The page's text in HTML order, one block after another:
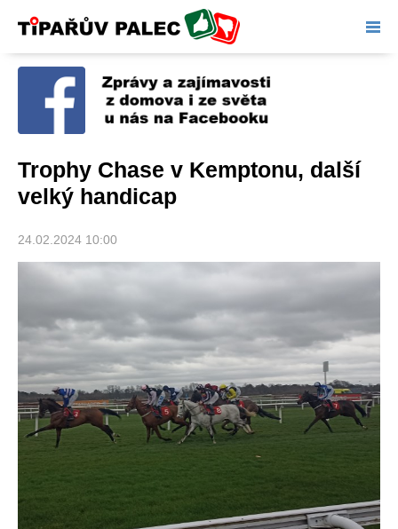
Tipařův palec
Trophy Chase v Kemptonu, další
velký handicap
24.02.2024 10:00